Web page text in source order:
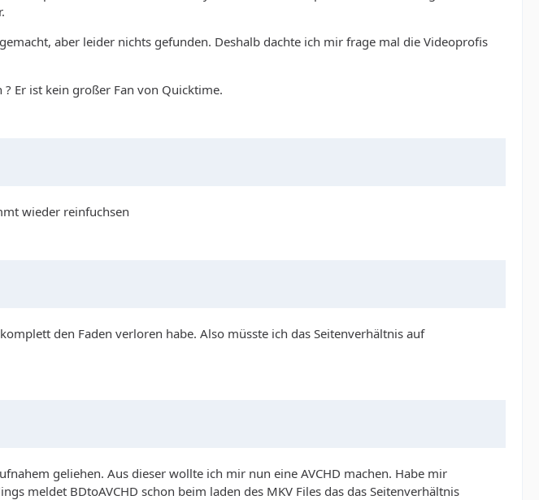
aber leider nichts gefunden. Deshalb dachte ich mir frage mal die Videoprofis
Er ist kein großer Fan von Quicktime.
wieder reinfuchsen
den Faden verloren habe. Also müsste ich das Seitenverhältnis auf
geliehen. Aus dieser wollte ich mir nun eine AVCHD machen. Habe mir
meldet BDtoAVCHD schon beim laden des MKV Files das das Seitenverhältnis